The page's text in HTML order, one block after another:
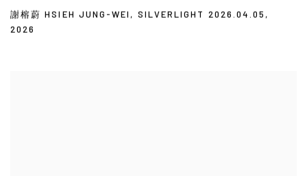
謝榕蔚 HSIEH JUNG-WEI , SILVERLIGHT 2026.04.05 ,
2026